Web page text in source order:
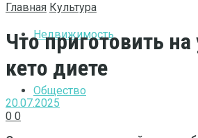
Недвижимость
Общество
Главная Культура
Что приготовить
кето диете
20.07.2025
0 0